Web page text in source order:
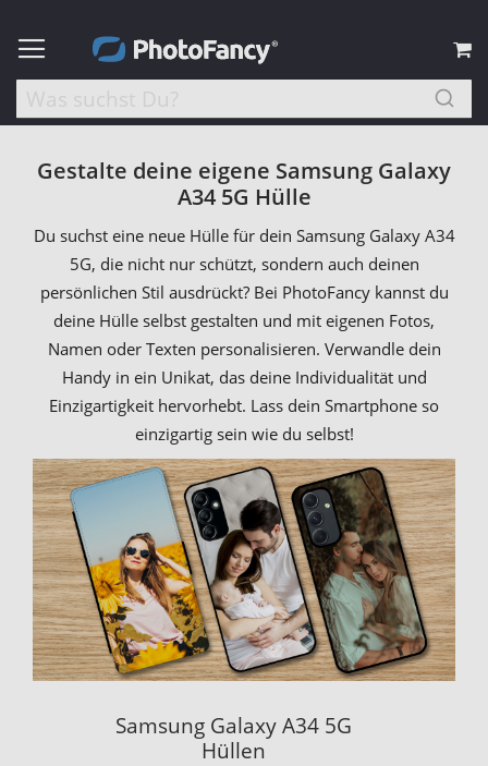
Gestalte deine eigene Samsung Galaxy
A34 5G Hülle
Du suchst eine neue Hülle für dein Samsung Galaxy A34
5G, die nicht nur schützt, sondern auch deinen
persönlichen Stil ausdrückt? Bei PhotoFancy kannst du
deine Hülle selbst gestalten und mit eigenen Fotos,
Namen oder Texten personalisieren. Verwandle dein
Handy in ein Unikat, das deine Individualität und
Einzigartigkeit hervorhebt. Lass dein Smartphone so
einzigartig sein wie du selbst!
Samsung Galaxy A34 5G
Hüllen